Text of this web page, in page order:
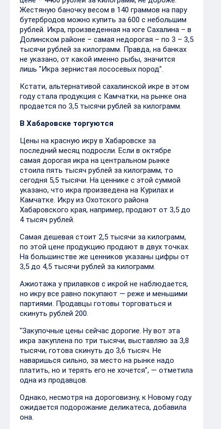
Жестяную баночку весом в 140 граммов на пару
бутербродов можно купить за 600 с небольшим
рублей. Икра, произведенная на юге Сахалина – в
Долинском районе – самая недорогая – по 3 – 3,5
тысячи рублей за килограмм. Правда, на банках
не указано, от какой именно рыбы, значится
лишь "Икра зернистая лососевых пород".
Кстати, альтернативой сахалинской икре в этом
году стала продукция с Камчатки, на рынке она
продается по 3,5 тысячи рублей за килограмм.
В Хабаровске торгуются
Цены на красную икру в Хабаровске за
последний месяц подросли. Если в октябре
самая дорогая икра на центральном рынке
стоила пять тысяч рублей за килограмм, то
сегодня 5,5 тысячи. На ценнике с этой суммой
указано, что икра произведена на Курилах и
Камчатке. Икру из Охотского района
Хабаровского края, например, продают от 3,5 до
4 тысяч рублей.
Самая дешевая стоит 2,5 тысячи за килограмм,
по этой цене продукцию продают в двух точках.
На большинстве же ценников указаны цифры от
3,5 до 4,5 тысячи рублей за килограмм.
Ажиотажа у прилавков с икрой не наблюдается,
но икру все равно покупают — реже и меньшими
партиями. Продавцы готовы торговаться и
скинуть рублей 200.
"Закупочные цены сейчас дорогие. Ну вот эта
икра закуплена по три тысячи, выставляю за 3,8
тысячи, готова скинуть до 3,6 тысяч. Не
наваришься сильно, за место на рынке надо
платить, но и терять его не хочется", — отметила
одна из продавцов.
Однако, несмотря на дороговизну, к Новому году
ожидается подорожание деликатеса, добавила
она.